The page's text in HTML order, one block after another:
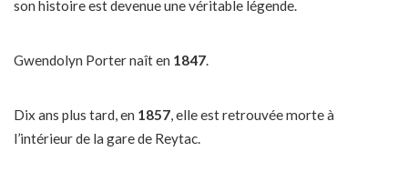
son histoire est devenue une véritable légende.
Gwendolyn Porter naît en 1847.
Dix ans plus tard, en 1857, elle est retrouvée morte à
l’intérieur de la gare de Reytac.